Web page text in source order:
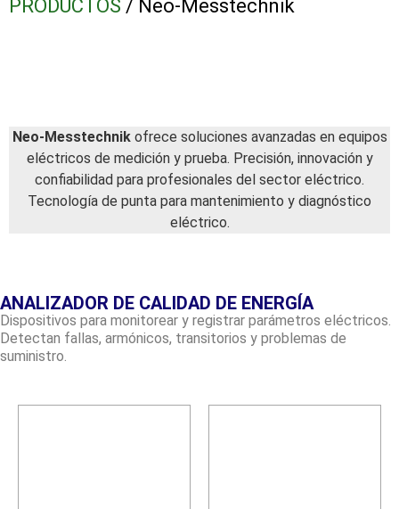
PRODUCTOS / Neo-Messtechnik
Neo-Messtechnikofrece soluciones avanzadas en equipos
eléctricos de medición y prueba. Precisión, innovación y
confiabilidad para profesionales del sector eléctrico.
Tecnología de punta para mantenimiento y diagnóstico
eléctrico.
ANALIZADOR DE CALIDAD DE ENERGÍA
Dispositivos para monitorear y registrar parámetros eléctricos.
Detectan fallas, armónicos, transitorios y problemas de
suministro.